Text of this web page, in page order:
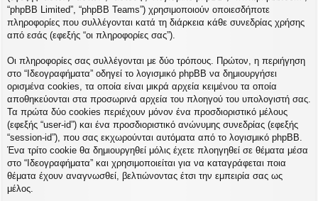
έσ
εις
“phpBB Limited”, “phpBB Teams”) χρησιμοποιούν οποιεσδήποτε
πληροφορίες που συλλέγονται κατά τη διάρκεια κάθε συνεδρίας χρήσης
από εσάς (εφεξής “οι πληροφορίες σας”).
Οι πληροφορίες σας συλλέγονται με δύο τρόπους. Πρώτον, η περιήγηση
στο “Ιδεογραφήματα” οδηγεί το λογισμικό phpBB να δημιουργήσει
ορισμένα cookies, τα οποία είναι μικρά αρχεία κειμένου τα οποία
αποθηκεύονται στα προσωρινά αρχεία του πλοηγού του υπολογιστή σας.
Τα πρώτα δύο cookies περιέχουν μόνον ένα προσδιοριστικό μέλους
(εφεξής “user-id”) και ένα προσδιοριστικό ανώνυμης συνεδρίας (εφεξής
“session-id”), που σας εκχωρούνται αυτόματα από το λογισμικό phpBB.
Ένα τρίτο cookie θα δημιουργηθεί μόλις έχετε πλοηγηθεί σε θέματα μέσα
στο “Ιδεογραφήματα” και χρησιμοποιείται για να καταγράφεται ποια
θέματα έχουν αναγνωσθεί, βελτιώνοντας έτσι την εμπειρία σας ως
μέλος.